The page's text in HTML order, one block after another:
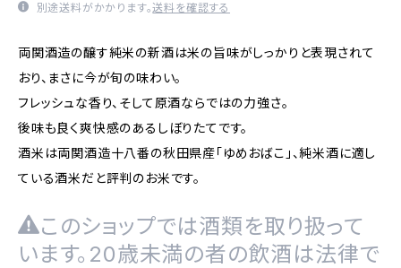
別途送料がかかります。送料を確認する
両関酒造の醸す純米の新酒は米の旨味がしっかりと表現されて
おり、まさに今が旬の味わい。
フレッシュな香り、そして原酒ならではの力強さ。
後味も良く爽快感のあるしぼりたてです。
酒米は両関酒造十八番の秋田県産「ゆめおばこ」、純米酒に適し
ている酒米だと評判のお米です。
このショップでは酒類を取り扱って
います。20歳未満の者の飲酒は法律で